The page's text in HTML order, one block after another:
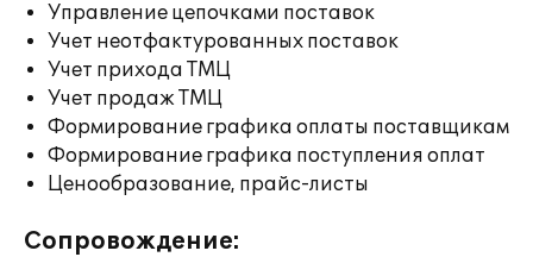
Управление цепочками поставок
Учет неотфактурованных поставок
Учет прихода ТМЦ
Учет продаж ТМЦ
Формирование графика оплаты поставщикам
Формирование графика поступления оплат
Ценообразование, прайс-листы
Сопровождение: